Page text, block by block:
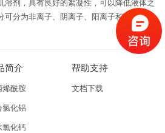
可分为非离子、阴离子、阳离子和两性型四
简介
烯酰胺
氯化铝
氯化钙
帮助支持
文档下载